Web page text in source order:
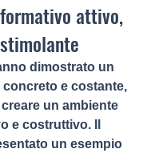
attivo,
dimostrato un
e costante,
un ambiente
e costruttivo. Il
un esempio